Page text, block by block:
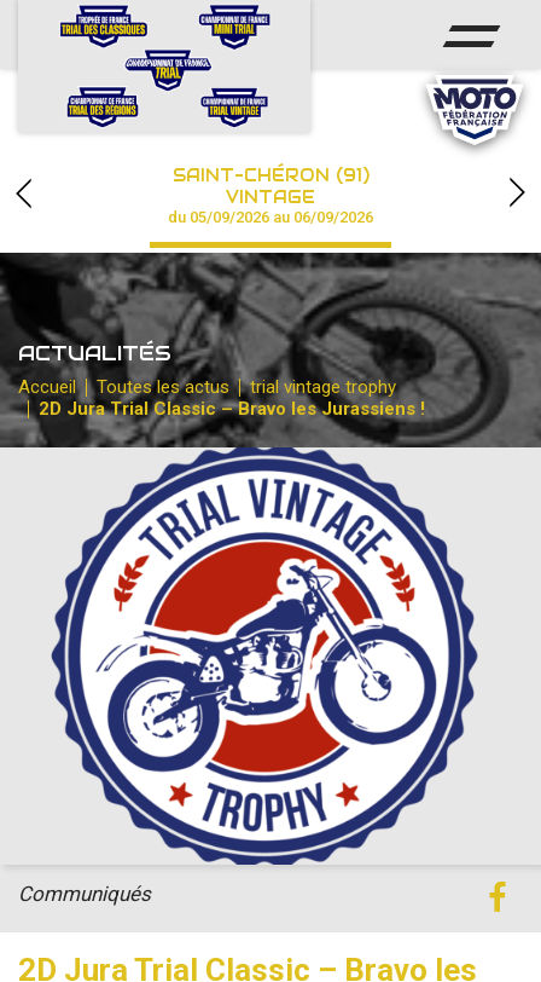
ACCUEIL
CALENDRIER
CHAMPIONNAT
RÉSULTATS
PHOTOS / VIDÉOS
PARTENAIRES
SAINT-CHÉRON (91)
VINTAGE
du 05/09/2026 au 06/09/2026
ACTUALITÉS
Accueil Toutes les actus
trial vintage trophy
2D Jura Trial Classic – Bravo les Jurassiens !
2D Jura Trial Classic – Bravo les
Communiqués